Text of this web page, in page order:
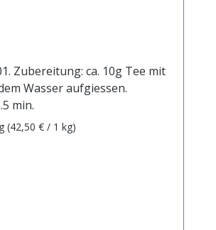
Zubereitung: ca. 10g Tee mit
Wasser aufgiessen.
min.
(42,50 € / 1 kg)